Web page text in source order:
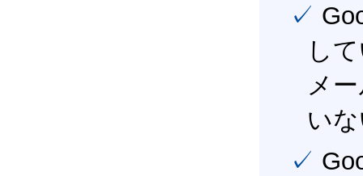
✓ Google Workspace（旧G Suite） を社内で導入
し
メ
い
✓ Google Workspace（旧G Suite） を活用し、業